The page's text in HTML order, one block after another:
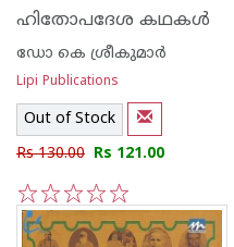
ഹിതോപദേശ കഥകള്‍
ഡോ കെ ശ്രീകുമാര്‍
Lipi Publications
Out of Stock
Rs 130.00 Rs 121.00
5
4
3
2
1